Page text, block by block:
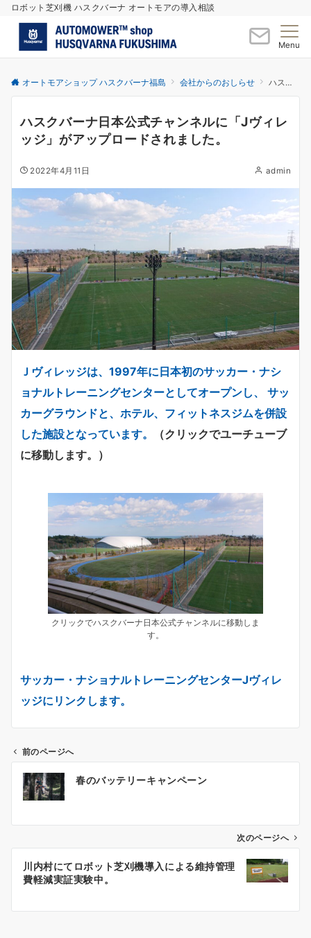
ロボット芝刈機 ハスクバーナ オートモアの導入相談
Menu
オートモアショップ ハスクバーナ福島 会社からのおしらせ ハスクバーナ日本公式チャンネルに「Jヴィレッジ」がアップロードされました。
ハスクバーナ日本公式チャンネルに「Jヴィレ
ッジ」がアップロードされました。
2022年4月11日 admin
Ｊヴィレッジは、1997年に日本初のサッカー・ナシ
ョナルトレーニングセンターとしてオープンし、 サッ
カーグラウンドと、ホテル、フィットネスジムを併設
した施設となっています。
（クリックでユーチューブ
に移動します。）
クリックでハスクバーナ日本公式チャンネルに移動しま
す。
サッカー・ナショナルトレーニングセンターJヴィレ
ッジにリンクします。
ビ
ン
前のページへ
春のバッテリーキャンペーン
次のページへ
川内村にてロボット芝刈機導入による維持管理
費軽減実証実験中。